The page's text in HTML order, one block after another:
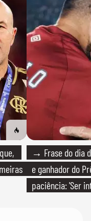
→ Frase do dia
e ganhador do
paciência: 'Ser